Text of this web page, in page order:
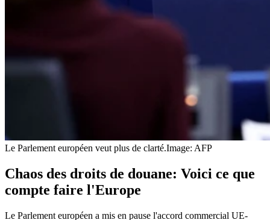
Le Parlement européen veut plus de clarté.Image: AFP
Chaos des droits de douane: Voici ce que
compte faire l'Europe
Le Parlement européen a mis en pause l'accord commercial UE-